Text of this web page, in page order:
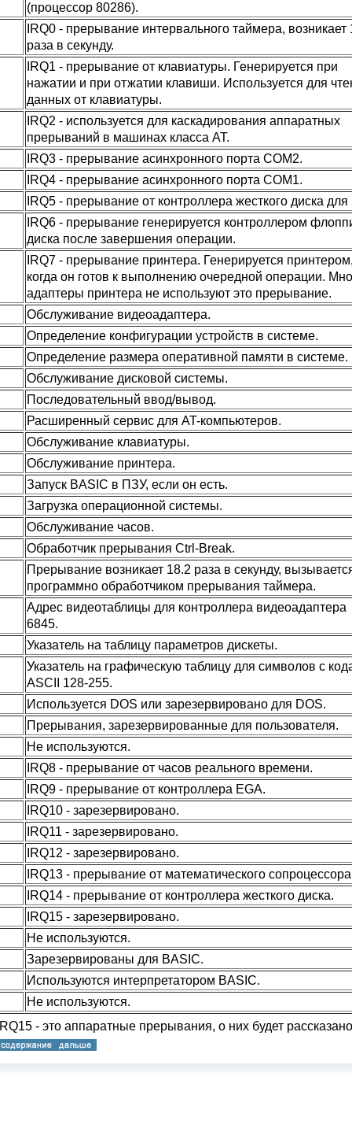
(процессор 80286).
IRQ0 - прерывание интервального таймера, возникает
раза в секунду.
IRQ1 - прерывание от клавиатуры. Генерируется при
нажатии и при отжатии клавиши. Используется для
данных от клавиатуры.
IRQ2 - используется для каскадирования аппаратных
прерываний в машинах класса AT.
IRQ3 - прерывание асинхронного порта COM2.
IRQ4 - прерывание асинхронного порта COM1.
IRQ5 - прерывание от контроллера жесткого диска для
IRQ6 - прерывание генерируется контроллером
диска после завершения операции.
IRQ7 - прерывание принтера. Генерируется принтером,
когда он готов к выполнению очередной операции.
адаптеры принтера не используют это прерывание.
Обслуживание видеоадаптера.
Определение конфигурации устройств в системе.
Определение размера оперативной памяти в системе.
Обслуживание дисковой системы.
Последовательный ввод/вывод.
Расширенный сервис для AT-компьютеров.
Обслуживание клавиатуры.
Обслуживание принтера.
Запуск BASIC в ПЗУ, если он есть.
Загрузка операционной системы.
Обслуживание часов.
Обработчик прерывания Ctrl-Break.
Прерывание возникает 18.2 раза в секунду,
программно обработчиком прерывания таймера.
Адрес видеотаблицы для контроллера видеоадаптера
6845.
Указатель на таблицу параметров дискеты.
Указатель на графическую таблицу для символов с
ASCII 128-255.
Используется DOS или зарезервировано для DOS.
Прерывания, зарезервированные для пользователя.
Не используются.
IRQ8 - прерывание от часов реального времени.
IRQ9 - прерывание от контроллера EGA.
IRQ10 - зарезервировано.
IRQ11 - зарезервировано.
IRQ12 - зарезервировано.
IRQ13 - прерывание от математического
IRQ14 - прерывание от контроллера жесткого диска.
IRQ15 - зарезервировано.
Не используются.
Зарезервированы для BASIC.
Используются интерпретатором BASIC.
Не используются.
- это аппаратные прерывания, о них будет